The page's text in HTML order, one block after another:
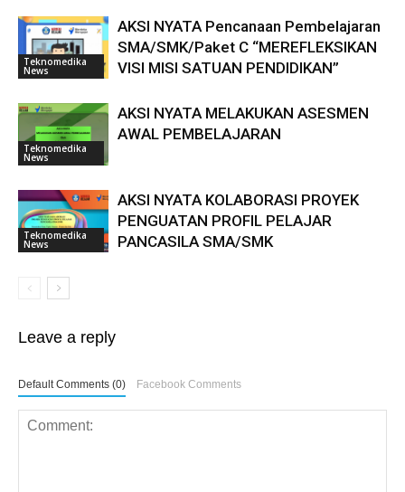
Teknomedika
News
AKSI NYATA Pencanaan Pembelajaran
SMA/SMK/Paket C “MEREFLEKSIKAN
VISI MISI SATUAN PENDIDIKAN”
Teknomedika
News
AKSI NYATA MELAKUKAN ASESMEN
AWAL PEMBELAJARAN
Teknomedika
News
AKSI NYATA KOLABORASI PROYEK
PENGUATAN PROFIL PELAJAR
PANCASILA SMA/SMK
Leave a reply
Default Comments (0) Facebook Comments